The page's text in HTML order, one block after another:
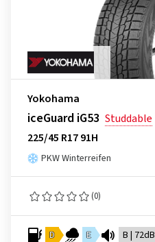
Yokohama
iceGuard iG53 Studdable
225/45 R17 91H
PKW Winterreifen
(0)
D E B | 72dB